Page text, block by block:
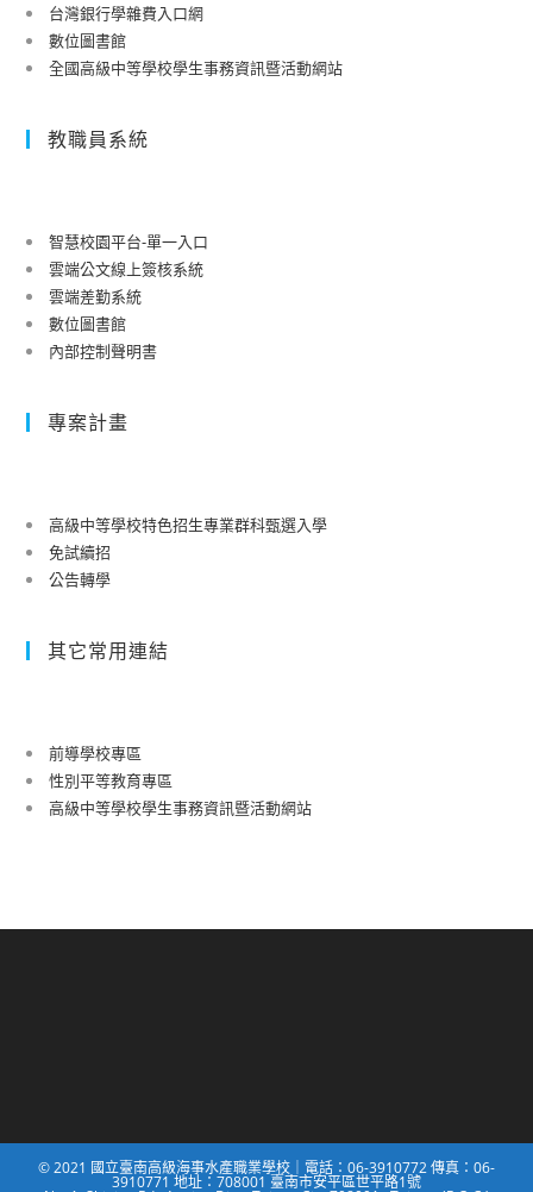
台灣銀行學雜費入口網
數位圖書館
全國高級中等學校學生事務資訊暨活動網站
教職員系統
智慧校園平台-單一入口
雲端公文線上簽核系統
雲端差勤系統
數位圖書館
內部控制聲明書
專案計畫
高級中等學校特色招生專業群科甄選入學
免試續招
公告轉學
其它常用連結
前導學校專區
性別平等教育專區
高級中等學校學生事務資訊暨活動網站
© 2021 國立臺南高級海事水產職業學校｜電話：06-3910772 傳真：06-
3910771 地址：708001 臺南市安平區世平路1號